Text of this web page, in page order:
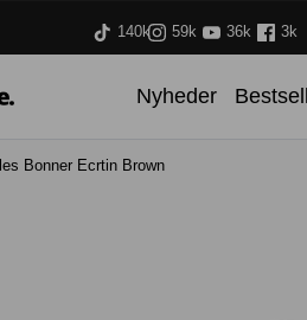
140k 59k 36k 3k
Nyheder
Bonner Ecrtin Brown